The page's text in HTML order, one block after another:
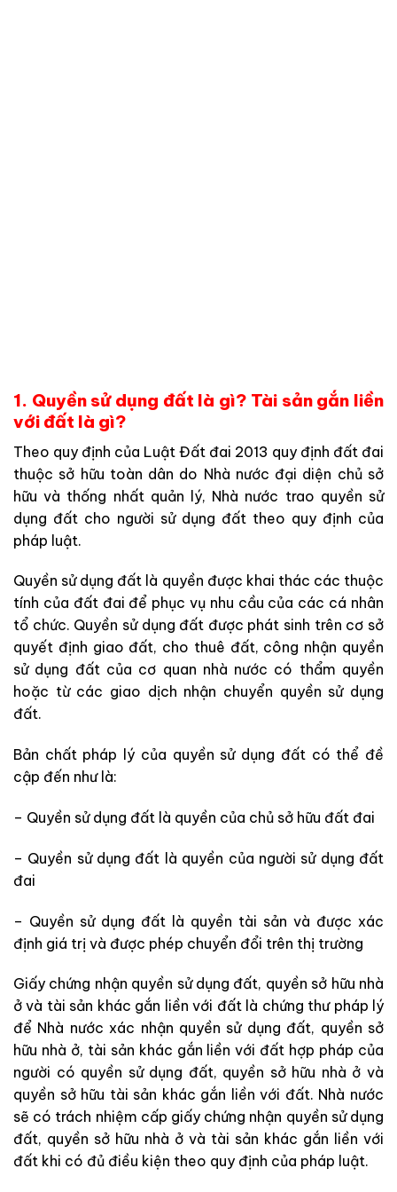
1. Quyền sử dụng đất là gì? Tài sản gắn liền
với đất là gì?
Theo quy định của Luật Đất đai 2013 quy định đất đai
thuộc sở hữu toàn dân do Nhà nước đại diện chủ sở
hữu và thống nhất quản lý, Nhà nước trao quyền sử
dụng đất cho người sử dụng đất theo quy định của
pháp luật.
Quyền sử dụng đất là quyền được khai thác các thuộc
tính của đất đai để phục vụ nhu cầu của các cá nhân
tổ chức. Quyền sử dụng đất được phát sinh trên cơ sở
quyết định giao đất, cho thuê đất, công nhận quyền
sử dụng đất của cơ quan nhà nước có thẩm quyền
hoặc từ các giao dịch nhận chuyển quyền sử dụng
đất.
Bản chất pháp lý của quyền sử dụng đất có thể đề
cập đến như là:
– Quyền sử dụng đất là quyền của chủ sở hữu đất đai
– Quyền sử dụng đất là quyền của người sử dụng đất
đai
– Quyền sử dụng đất là quyền tài sản và được xác
định giá trị và được phép chuyển đổi trên thị trường
Giấy chứng nhận quyền sử dụng đất, quyền sở hữu nhà
ở và tài sản khác gắn liền với đất là chứng thư pháp lý
để Nhà nước xác nhận quyền sử dụng đất, quyền sở
hữu nhà ở, tài sản khác gắn liền với đất hợp pháp của
người có quyền sử dụng đất, quyền sở hữu nhà ở và
quyền sở hữu tài sản khác gắn liền với đất. Nhà nước
sẽ có trách nhiệm cấp giấy chứng nhận quyền sử dụng
đất, quyền sở hữu nhà ở và tài sản khác gắn liền với
đất khi có đủ điều kiện theo quy định của pháp luật.